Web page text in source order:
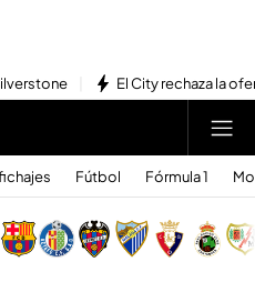
El City rechaza la
Fútbol Fórmula 1